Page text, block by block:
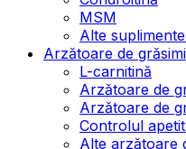
MSM
Alte
Arzătoare de grăsimi
L-carnitină
Arzătoare de
Arzătoare de
Controlul
Alte arzătoare